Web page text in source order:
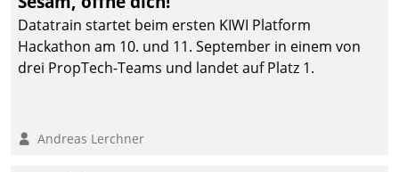
Herausforderungen
gerüstet.
Datatrain startet beim ersten KIWI Platform
Hackathon am 10. und 11. September in einem von
drei PropTech-Teams und landet auf Platz 1.
Andreas Lerchner